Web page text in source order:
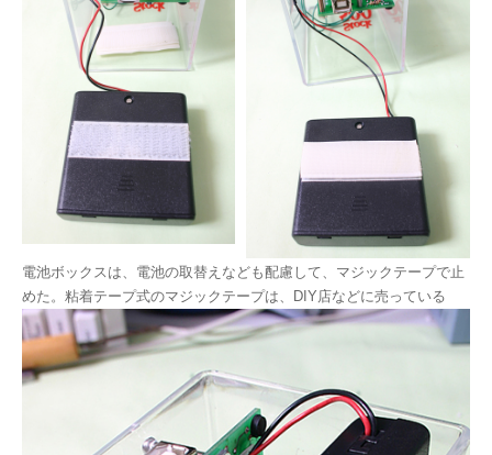
電池ボックスは、電池の取替えなども配慮して、マジックテープで止
めた。粘着テープ式のマジックテープは、DIY店などに売っている